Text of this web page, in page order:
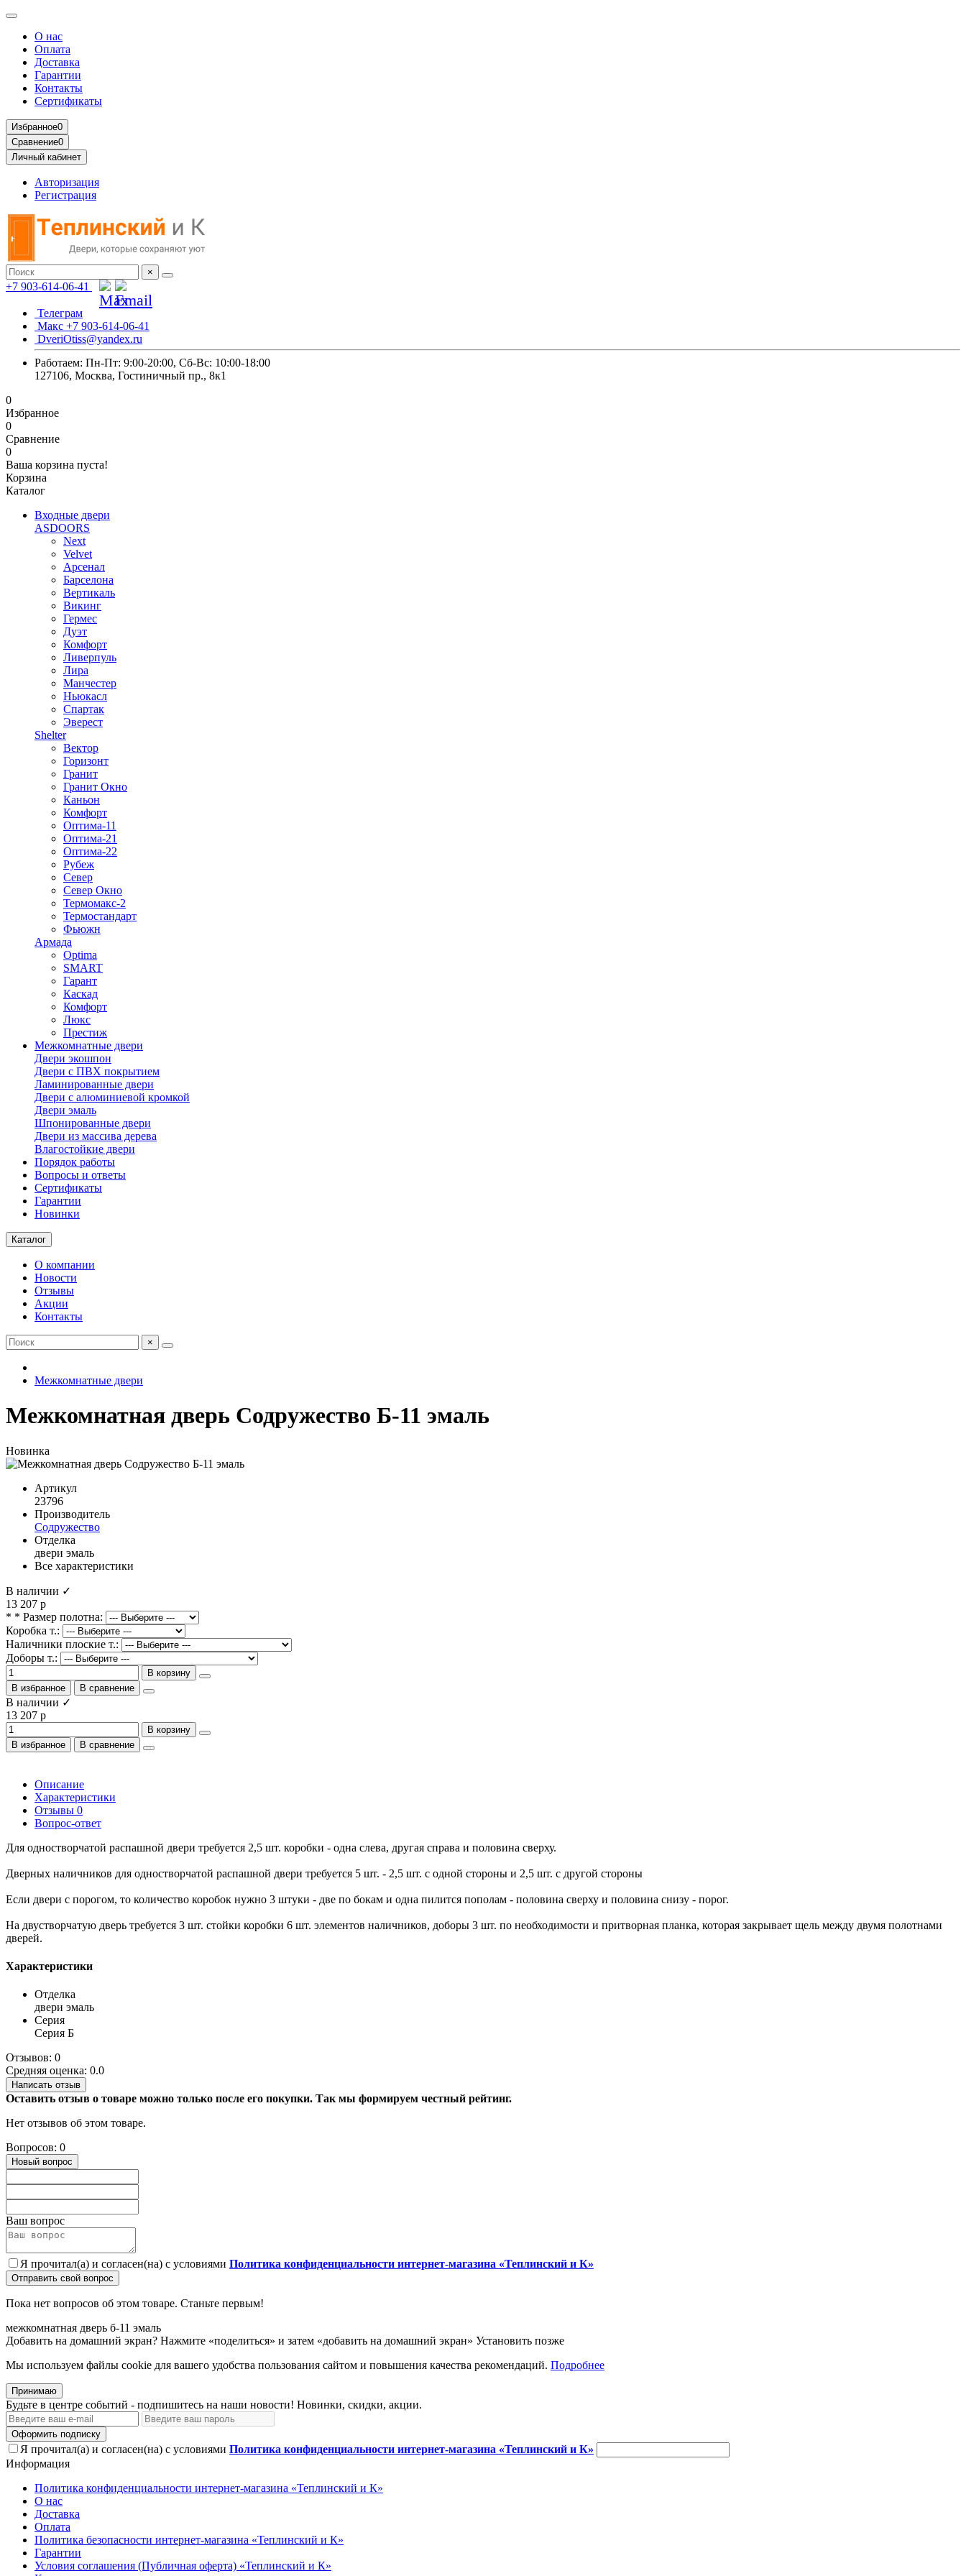
О нас
Оплата
Доставка
Гарантии
Контакты
Сертификаты
Избранное0
Сравнение0
Личный кабинет
Авторизация
Регистрация
×
+7 903-614-06-41
Телеграм
Макс +7 903-614-06-41
DveriOtiss@yandex.ru
Работаем: Пн-Пт: 9:00-20:00, Сб-Вс: 10:00-18:00
127106, Москва, Гостиничный пр., 8к1
0
Избранное
0
Сравнение
0
Ваша корзина пуста!
Корзина
Каталог
Входные двери
ASDOORS
Next
Velvet
Арсенал
Барселона
Вертикаль
Викинг
Гермес
Дуэт
Комфорт
Ливерпуль
Лира
Манчестер
Ньюкасл
Спартак
Эверест
Shelter
Вектор
Горизонт
Гранит
Гранит Окно
Каньон
Комфорт
Оптима-11
Оптима-21
Оптима-22
Рубеж
Север
Север Окно
Термомакс-2
Термостандарт
Фьюжн
Армада
Optima
SMART
Гарант
Каскад
Комфорт
Люкс
Престиж
Межкомнатные двери
Двери экошпон
Двери с ПВХ покрытием
Ламинированные двери
Двери с алюминиевой кромкой
Двери эмаль
Шпонированные двери
Двери из массива дерева
Влагостойкие двери
Порядок работы
Вопросы и ответы
Сертификаты
Гарантии
Новинки
Каталог
О компании
Новости
Отзывы
Акции
Контакты
×
Межкомнатные двери
Межкомнатная дверь Содружество Б-11 эмаль
Новинка
Артикул
23796
Производитель
Содружество
Отделка
двери эмаль
Все характеристики
В наличии ✓
13 207 р
* * Размер полотна:
Коробка т.:
Наличники плоские т.:
Доборы т.:
В корзину
В избранное
В сравнение
В наличии ✓
13 207 р
В корзину
В избранное
В сравнение
Описание
Характеристики
Отзывы 0
Вопрос-ответ
Для одностворчатой распашной двери требуется 2,5 шт. коробки - одна слева, другая справа и половина сверху.
Дверных наличников для одностворчатой распашной двери требуется 5 шт. - 2,5 шт. с одной стороны и 2,5 шт. с другой стороны
Если двери с порогом, то количество коробок нужно 3 штуки - две по бокам и одна пилится пополам - половина сверху и половина снизу - порог.
На двустворчатую дверь требуется 3 шт. стойки коробки 6 шт. элементов наличников, доборы 3 шт. по необходимости и притворная планка, которая закрывает щель между двумя полотнами
дверей.
Характеристики
Отделка
двери эмаль
Серия
Серия Б
Отзывов: 0
Средняя оценка: 0.0
Написать отзыв
Оставить отзыв о товаре можно только после его покупки. Так мы формируем честный рейтинг.
Нет отзывов об этом товаре.
Вопросов: 0
Новый вопрос
Ваш вопрос
Я прочитал(а) и согласен(на) с условиями Политика конфиденциальности интернет-магазина «Теплинский и К»
Отправить свой вопрос
Пока нет вопросов об этом товаре. Станьте первым!
межкомнатная дверь б-11 эмаль
Добавить на домашний экран? Нажмите «поделиться» и затем «добавить на домашний экран» Установить позже
Мы используем файлы cookie для вашего удобства пользования сайтом и повышения качества рекомендаций. Подробнее
Принимаю
Будьте в центре событий - подпишитесь на наши новости! Новинки, скидки, акции.
Оформить подписку
Я прочитал(а) и согласен(на) с условиями Политика конфиденциальности интернет-магазина «Теплинский и К»
Информация
Политика конфиденциальности интернет-магазина «Теплинский и К»
О нас
Доставка
Оплата
Политика безопасности интернет-магазина «Теплинский и К»
Гарантии
Условия соглашения (Публичная оферта) «Теплинский и К»